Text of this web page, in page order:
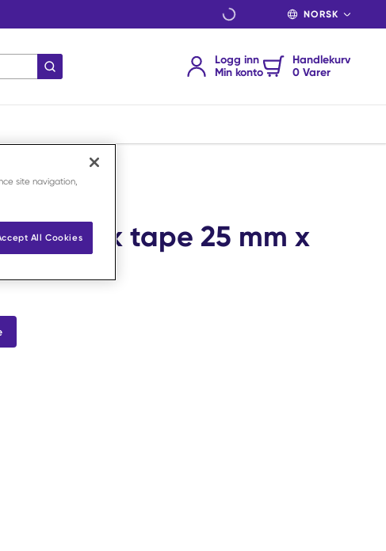
SPRÅK
send søk
Logg inn
Min konto
Handlekurv
0 Varer
kirurgisk tape 25 mm x
site navigation,
All Cookies